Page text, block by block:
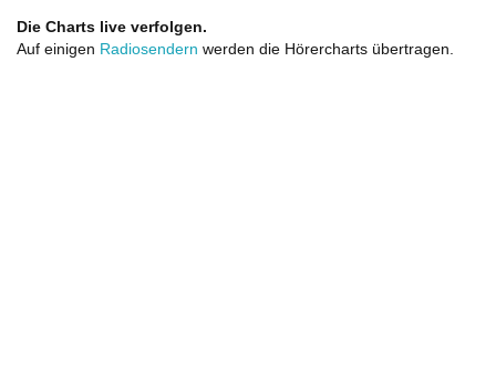
Die Charts live verfolgen.
Auf einigen Radiosendern werden die Hörercharts übertragen.